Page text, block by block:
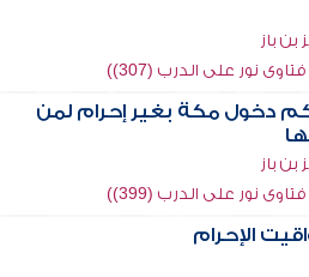
بن باز
نور على الدرب (307))
دخول مكة بغير إحرام لمن
بن باز
نور على الدرب (399))
الإحرام